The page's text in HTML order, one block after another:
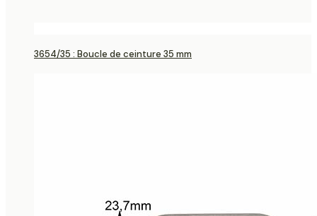
3654/35 : Boucle de ceinture 35 mm